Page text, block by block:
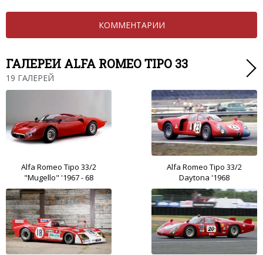
КОММЕНТАРИИ
ГАЛЕРЕИ ALFA ROMEO TIPO 33
19 ГАЛЕРЕЙ
Alfa Romeo Tipo 33/2
"Mugello" '1967 - 68
Alfa Romeo Tipo 33/2
Daytona '1968